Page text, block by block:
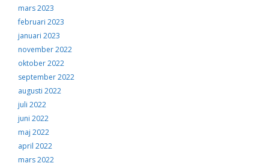
mars 2023
februari 2023
januari 2023
november 2022
oktober 2022
september 2022
augusti 2022
juli 2022
juni 2022
maj 2022
april 2022
mars 2022